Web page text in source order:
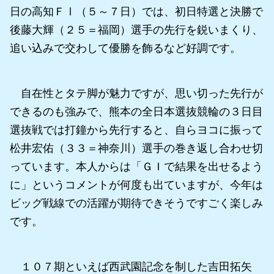
日の高知ＦⅠ（５～７日）では、初日特選と決勝で
後藤大輝（２５＝福岡）選手の先行を鋭いまくり、
追い込みで交わして優勝を飾るなど好調です。
自在性とタテ脚が魅力ですが、思い切った先行が
できるのも強みで、熊本の全日本選抜競輪の３日目
選抜戦では打鐘から先行すると、自らヨコに振って
松井宏佑（３３＝神奈川）選手の巻き返し合わせ切
っています。本人からは「ＧＩで結果を出せるよう
に」というコメントが何度も出ていますが、今年は
ビッグ戦線での活躍が期待できそうですごく楽しみ
です。
１０７期といえば西武園記念を制した吉田拓矢